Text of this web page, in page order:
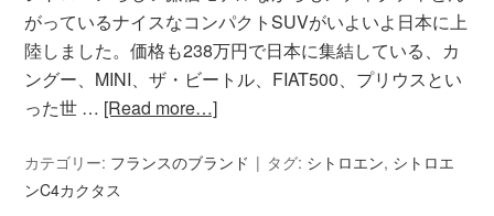
がっているナイスなコンパクトSUVがいよいよ日本に上
陸しました。価格も238万円で日本に集結している、カ
ングー、MINI、ザ・ビートル、FIAT500、プリウスとい
った世 … [Read more…]
カテゴリー: フランスのブランド タグ: シトロエン, シトロエ
ンC4カクタス